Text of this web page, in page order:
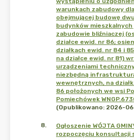
warunkach zabudowy
obejmującej budowę
budynków
zabudowie bliźniaczej
działce ewid. nr 86;
działkach ewid. nr 84 i
na działce ewid. nr 81)
urządzeniami
niezbędną
wewnętrznych, na
86 położonych we wsi
Pomiechówek
(Opublikowano: 2026-
8.
Ogłoszenie WÓJTA
rozpoczęciu konsultacji